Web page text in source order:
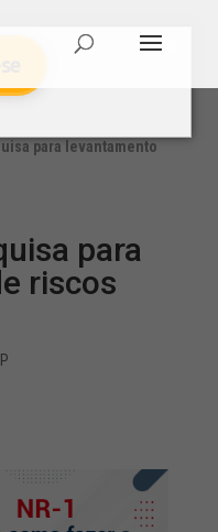
para levantamento
para
riscos